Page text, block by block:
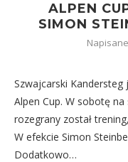
ALPEN
SIMON
Szwajcarski
Alpen Cup. W sobotę
rozegrany został
W efekcie Simon
Dodatkowo…